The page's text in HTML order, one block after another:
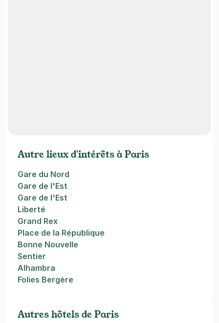
Autre lieux d'intérêts à Paris
Gare du Nord
Gare de l'Est
Gare de l'Est
Liberté
Grand Rex
Place de la République
Bonne Nouvelle
Sentier
Alhambra
Folies Bergère
Autres hôtels de Paris